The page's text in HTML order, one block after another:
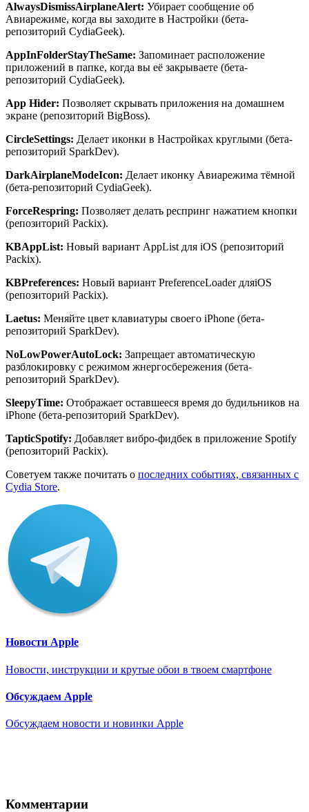
AlwaysDismissAirplaneAlert: Убирает сообщение об
Авиарежиме, когда вы заходите в Настройки (бета-
репозиторий CydiaGeek).
AppInFolderStayTheSame: Запоминает расположение
приложений в папке, когда вы её закрываете (бета-
репозиторий CydiaGeek).
App Hider: Позволяет скрывать приложения на домашнем
экране (репозиторий BigBoss).
CircleSettings: Делает иконки в Настройках круглыми (бета-
репозиторий SparkDev).
DarkAirplaneModeIcon: Делает иконку Авиарежима тёмной
(бета-репозиторий CydiaGeek).
ForceRespring: Позволяет делать респринг нажатием кнопки
(репозиторий Packix).
KBAppList: Новый вариант AppList для iOS (репозиторий
Packix).
KBPreferences: Новый вариант PreferenceLoader дляiOS
(репозиторий Packix).
Laetus: Меняйте цвет клавиатуры своего iPhone (бета-
репозиторий SparkDev).
NoLowPowerAutoLock: Запрещает автоматическую
разблокировку с режимом жнергосбережения (бета-
репозиторий SparkDev).
SleepyTime: Отображает оставшееся время до будильников на
iPhone (бета-репозиторий SparkDev).
TapticSpotify: Добавляет вибро-фидбек в приложение Spotify
(репозиторий Packix).
Советуем также почитать о последних событиях, связанных с
Cydia Store.
Новости Apple
Новости, инструкции и крутые обои в твоем смартфоне
Обсуждаем Apple
Обсуждаем новости и новинки Apple
Комментарии